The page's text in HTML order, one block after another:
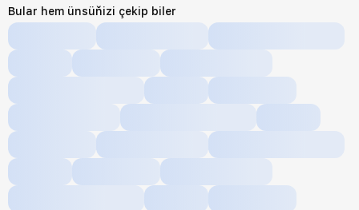
Bular hem ünsüňizi çekip biler